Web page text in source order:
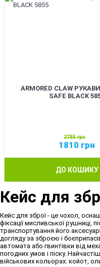
ARMORED CLAW
SAFE BLACK
2785грн
1810 грн
ДО КОШИКУ
Кейс для
Кейс для зброї - це чохол,
фіксації мисливської рушниці,
транспортування його
догляду за зброєю і
автомата або гвинтівки від
погодних умов і піску.
військових кольорах: койот,